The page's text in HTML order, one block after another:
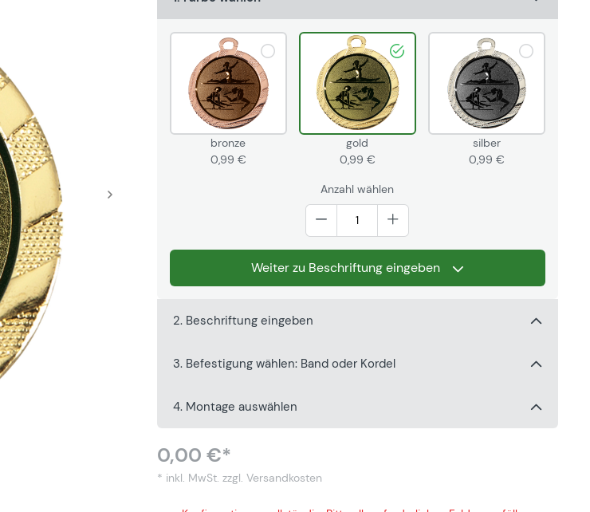
bronze
0,99 €
gold
0,99 €
silber
0,99 €
Anzahl wählen
Weiter zu Beschriftung eingeben
2. Beschriftung eingeben
3. Befestigung wählen: Band oder Kordel
4. Montage auswählen
0,00 €*
* inkl. MwSt. zzgl. Versandkosten